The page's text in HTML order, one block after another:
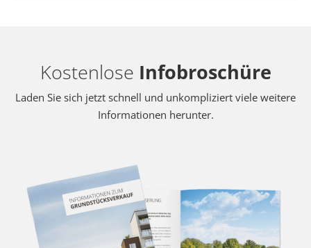
Kostenlose Infobroschüre
Laden Sie sich jetzt schnell und unkompliziert viele weitere
Informationen herunter.